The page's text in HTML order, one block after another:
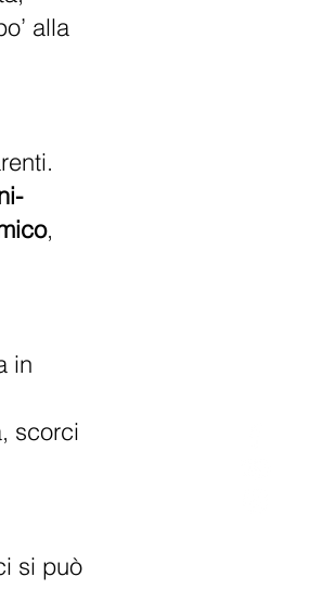
alla
,
in
scorci
si può